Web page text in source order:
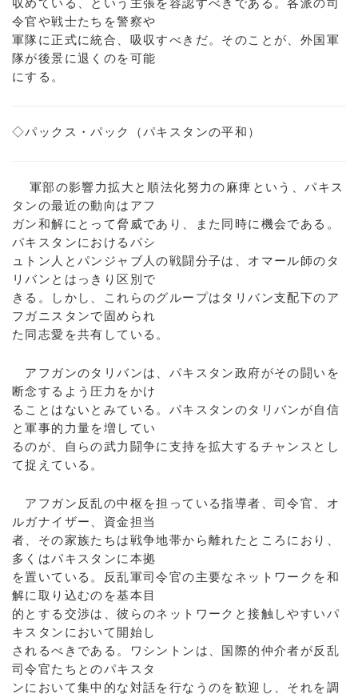
収めている、という主張を容認すべきである。各派の司
令官や戦士たちを警察や
軍隊に正式に統合、吸収すべきだ。そのことが、外国軍
隊が後景に退くのを可能
にする。
◇パックス・パック（パキスタンの平和）
軍部の影響力拡大と順法化努力の麻痺という、パキス
タンの最近の動向はアフ
ガン和解にとって脅威であり、また同時に機会である。
パキスタンにおけるパシ
ュトン人とパンジャブ人の戦闘分子は、オマール師のタ
リバンとはっきり区別で
きる。しかし、これらのグループはタリバン支配下のア
フガニスタンで固められ
た同志愛を共有している。
アフガンのタリバンは、パキスタン政府がその闘いを
断念するよう圧力をかけ
ることはないとみている。パキスタンのタリバンが自信
と軍事的力量を増してい
るのが、自らの武力闘争に支持を拡大するチャンスとし
て捉えている。
アフガン反乱の中枢を担っている指導者、司令官、オ
ルガナイザー、資金担当
者、その家族たちは戦争地帯から離れたところにおり、
多くはパキスタンに本拠
を置いている。反乱軍司令官の主要なネットワークを和
解に取り込むのを基本目
的とする交渉は、彼らのネットワークと接触しやすいパ
キスタンにおいて開始し
されるべきである。ワシントンは、国際的仲介者が反乱
司令官たちとのパキスタ
ンにおいて集中的な対話を行なうのを歓迎し、それを調